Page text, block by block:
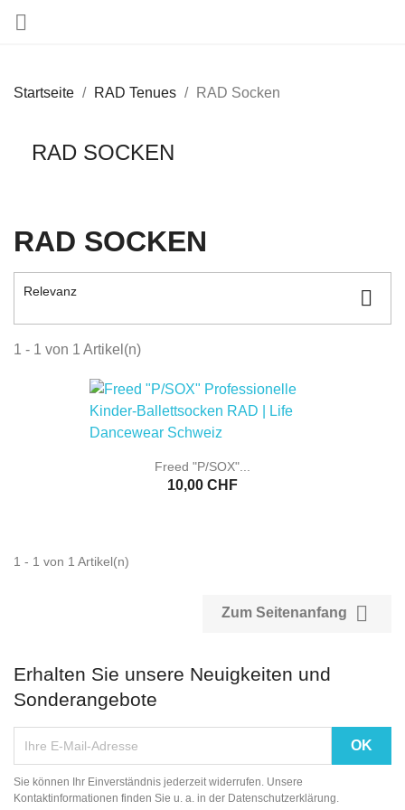

Startseite RAD Tenues RAD Socken
RAD SOCKEN
RAD SOCKEN
Relevanz 
1 - 1 von 1 Artikel(n)
Freed "P/SOX"...
10,00 CHF
1 - 1 von 1 Artikel(n)
Zum Seitenanfang 
Erhalten Sie unsere Neuigkeiten und
Sonderangebote
Sie können Ihr Einverständnis jederzeit widerrufen. Unsere
Kontaktinformationen finden Sie u. a. in der Datenschutzerklärung.